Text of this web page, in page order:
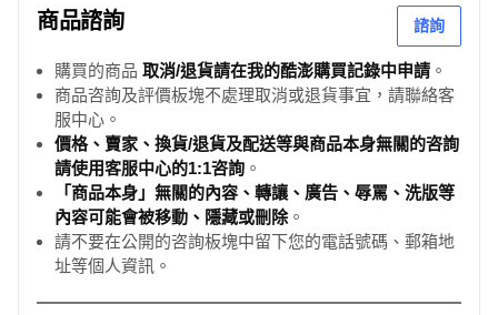
商品諮詢 諮詢
購買的商品 取消/退貨請在我的酷澎購買記錄中申請 。
商品咨詢及評價板塊不處理取消或退貨事宜，請聯絡客
服中心。
價格、賣家、換貨/退貨及配送等與商品本身無關的咨詢
請使用客服中心的1:1咨詢 。
「商品本身」無關的內容、轉讓、廣告、辱罵、洗版等
內容可能會被移動、隱藏或刪除。
請不要在公開的咨詢板塊中留下您的電話號碼、郵箱地
址等個人資訊。